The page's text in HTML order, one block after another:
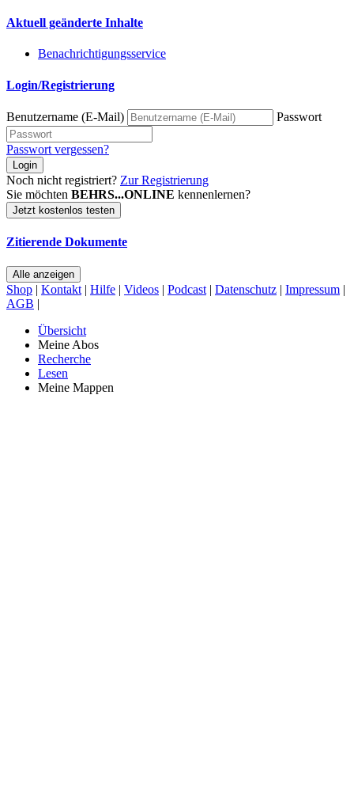
Aktuell geänderte Inhalte
Benachrichtigungsservice
Login/Registrierung
Benutzername (E-Mail) Passwort
Passwort vergessen?
Login
Noch nicht registriert? Zur Registrierung
Sie möchten BEHRS...ONLINE kennenlernen?
Jetzt kostenlos testen
Zitierende Dokumente
Alle anzeigen
Shop | Kontakt | Hilfe | Videos | Podcast | Datenschutz | Impressum |
AGB |
Übersicht
Meine Abos
Recherche
Lesen
Meine Mappen